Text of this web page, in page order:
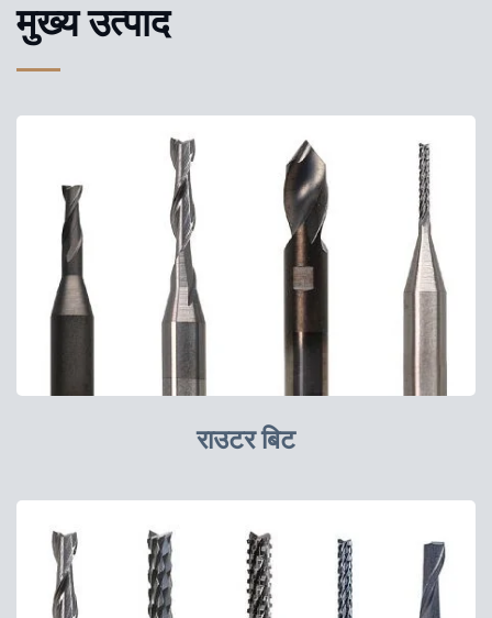
मुख्य उत्पाद
राउटर बिट